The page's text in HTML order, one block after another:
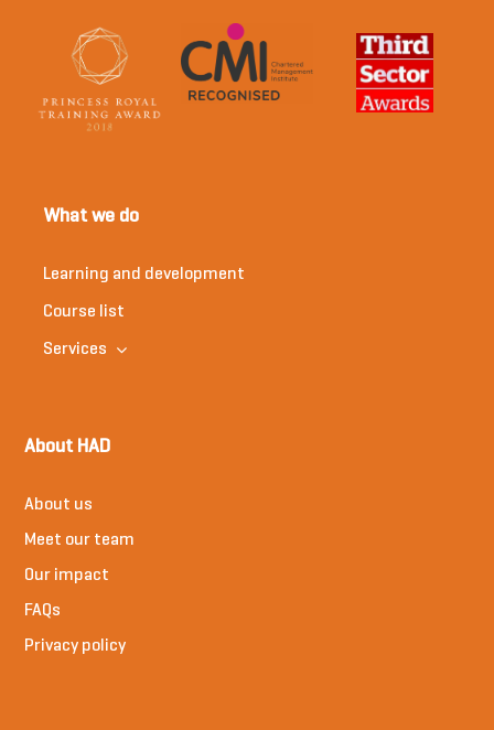
What we do
Learning and development
Course list
Services
About HAD
About us
Meet our team
Our impact
FAQs
Privacy policy